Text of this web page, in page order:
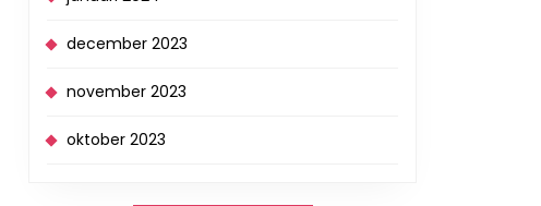
december 2023
november 2023
oktober 2023